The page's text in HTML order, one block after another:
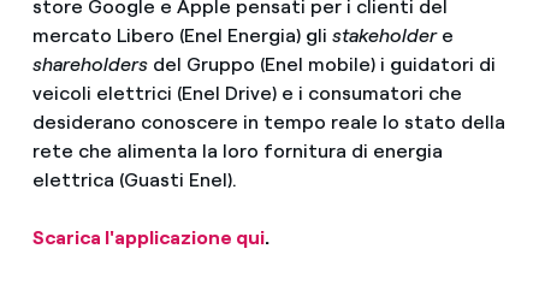
store Google e Apple pensati per i clienti del
mercato Libero (Enel Energia) gli stakeholdere
shareholdersdel Gruppo (Enel mobile) i guidatori di
veicoli elettrici (Enel Drive) e i consumatori che
desiderano conoscere in tempo reale lo stato della
rete che alimenta la loro fornitura di energia
elettrica (Guasti Enel).
Scarica l'applicazione qui.